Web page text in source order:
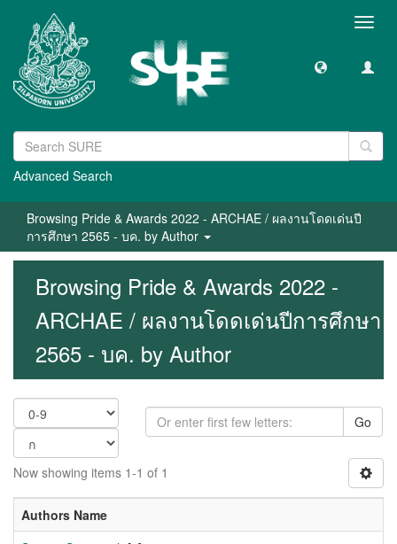
Advanced Search
Browsing Pride & Awards 2022 - ARCHAE / ผลงานโดดเด่นปี
การศึกษา 2565 - บค. by Author
Browsing Pride & Awards 2022 -
ARCHAE / ผลงานโดดเด่นปีการศึกษา
2565 - บค. by Author
Go
Now showing items 1-1 of 1
Authors Name